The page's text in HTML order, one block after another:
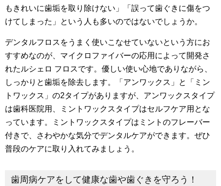
もきれいに歯垢を取り除けない」「誤って歯ぐきに傷をつ
けてしまった」という人も多いのではないでしょうか。
デンタルフロスをうまく使いこなせていないという方にお
すすめなのが、マイクロファイバーの応用によって開発さ
れたルシェロ フロスです。優しい使い心地でありながら、
しっかりと歯垢を除去します。「アンワックス」と「ミン
トワックス」の2タイプがありますが、アンワックスタイプ
は歯科医院用、ミントワックスタイプはセルフケア用とな
っています。ミントワックスタイプはミントのフレーバー
付きで、さわやかな気分でデンタルケアができます。ぜひ
普段のケアに取り入れてみましょう。
歯周病ケアをして健康な歯や歯ぐきを守ろう！